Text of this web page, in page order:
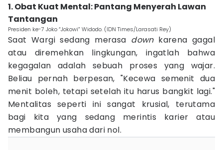
1. Obat Kuat Mental: Pantang Menyerah Lawan
Tantangan
Presiden ke-7 Joko “Jokowi” Widodo. (IDN Times/Larasati Rey)
Saat Wargi sedang merasa downkarena gagal
atau diremehkan lingkungan, ingatlah bahwa
kegagalan adalah sebuah proses yang wajar.
Beliau pernah berpesan, "Kecewa semenit dua
menit boleh, tetapi setelah itu harus bangkit lagi."
Mentalitas seperti ini sangat krusial, terutama
bagi kita yang sedang merintis karier atau
membangun usaha dari nol.